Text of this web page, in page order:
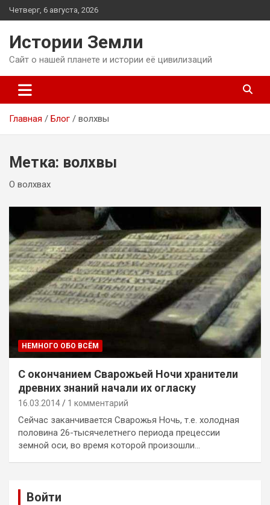
Перейти
к
Четверг, 6 августа, 2026
Истории Земли
Сайт о нашей планете и истории её цивилизаций
Главная Блог волхвы
Метка: волхвы
О волхвах
НЕМНОГО ОБО ВСЁМ
С окончанием Сварожьей Ночи хранители
древних знаний начали их огласку
16.03.2014 1 комментарий
Cейчас заканчивается Сварожья Ночь, т.е. холодная
половина 26-тысячелетнего периода прецессии
земной оси, во время которой произошли…
Войти